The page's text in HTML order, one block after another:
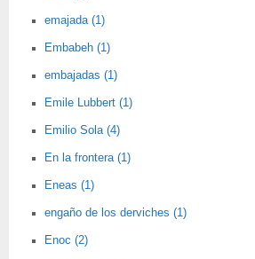
emajada (1)
Embabeh (1)
embajadas (1)
Emile Lubbert (1)
Emilio Sola (4)
En la frontera (1)
Eneas (1)
engaño de los derviches (1)
Enoc (2)